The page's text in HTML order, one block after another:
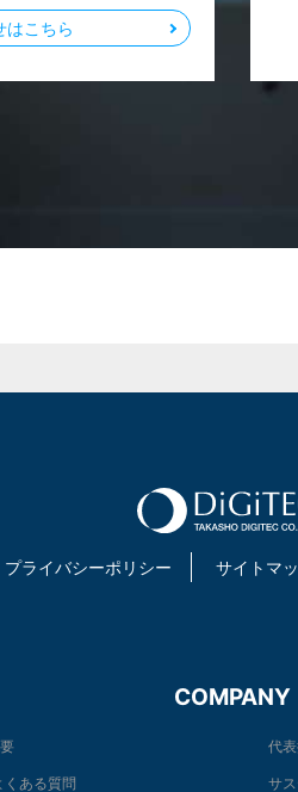
はこちら
プライバシーポリシー サイトマ
COMPANY
代
くある質問 サ